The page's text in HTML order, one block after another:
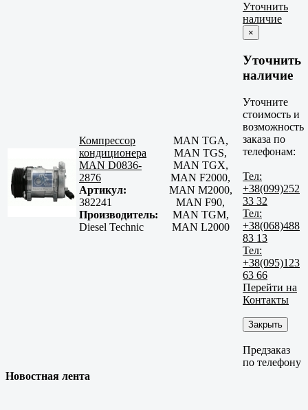
Компрессор
кондиционера
MAN D0836-
2876
Артикул:
382241
Производитель:
Diesel Technic
MAN TGA,
MAN TGS,
MAN TGX,
MAN F2000,
MAN M2000,
MAN F90,
MAN TGM,
MAN L2000
Уточнить
наличие
×
Уточнить
наличие
Уточните
стоимость и
возможность
заказа по
телефонам:
Тел:
+38(099)252
33 32
Тел:
+38(068)488
83 13
Тел:
+38(095)123
63 66
Перейти на
Контакты
Закрыть
Предзаказ
по телефону
Новостная лента